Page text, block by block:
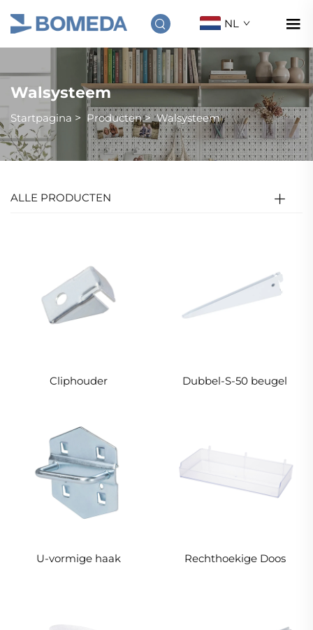
NL
Walsysteem
Startpagina > Producten>Walsysteem
ALLE PRODUCTEN
Cliphouder Dubbel-S-50 beugel
U-vormige haak Rechthoekige Doos